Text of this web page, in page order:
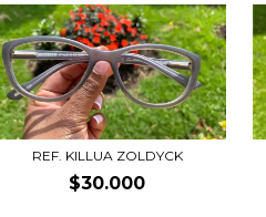
REF. KILLUA ZOLDYCK
$30.000